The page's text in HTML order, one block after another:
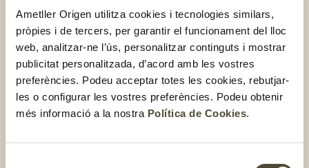
Ametller Origen utilitza cookies i tecnologies similars,
pròpies i de tercers, per garantir el funcionament del lloc
web, analitzar-ne l’ús, personalitzar continguts i mostrar
publicitat personalitzada, d’acord amb les vostres
preferències. Podeu acceptar totes les cookies, rebutjar-
les o configurar les vostres preferències. Podeu obtenir
més informació a la nostra Política de Cookies.
El gust és nostre